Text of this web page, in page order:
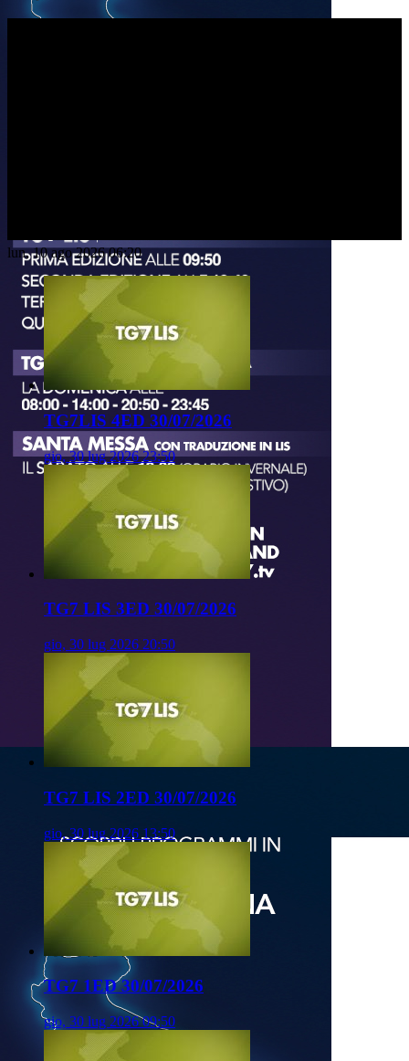
lun, 10 ago 2026 06:20
TG7LIS 4ED 30/07/2026
gio, 30 lug 2026 23:50
TG7 LIS 3ED 30/07/2026
gio, 30 lug 2026 20:50
TG7 LIS 2ED 30/07/2026
gio, 30 lug 2026 13:50
TG7 1ED 30/07/2026
gio, 30 lug 2026 09:50